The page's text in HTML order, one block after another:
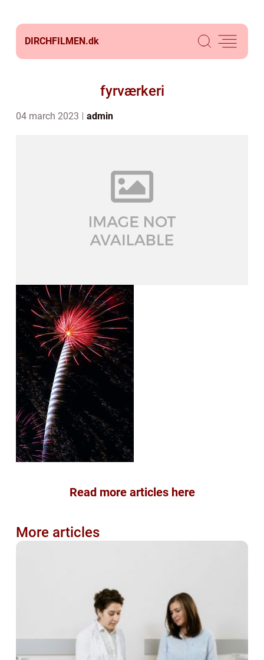
DIRCHFILMEN.dk
fyrværkeri
04 march 2023 admin
Read more articles here
More articles